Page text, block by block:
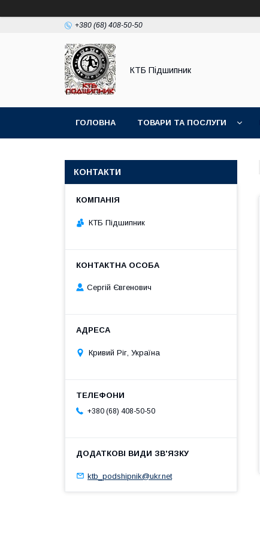
+380 (68) 408-50-50
КТБ Підшипник
ГОЛОВНА ТОВАРИ ТА ПОСЛУГИ
КОНТАКТИ
КТБ Підшипник
Сергій Євгенович
Кривий Ріг, Україна
+380 (68) 408-50-50
ktb_podshipnik@ukr.net